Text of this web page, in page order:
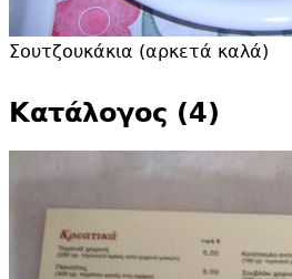
Σουτζουκάκια (αρκετά καλά)
Κατάλογος (4)